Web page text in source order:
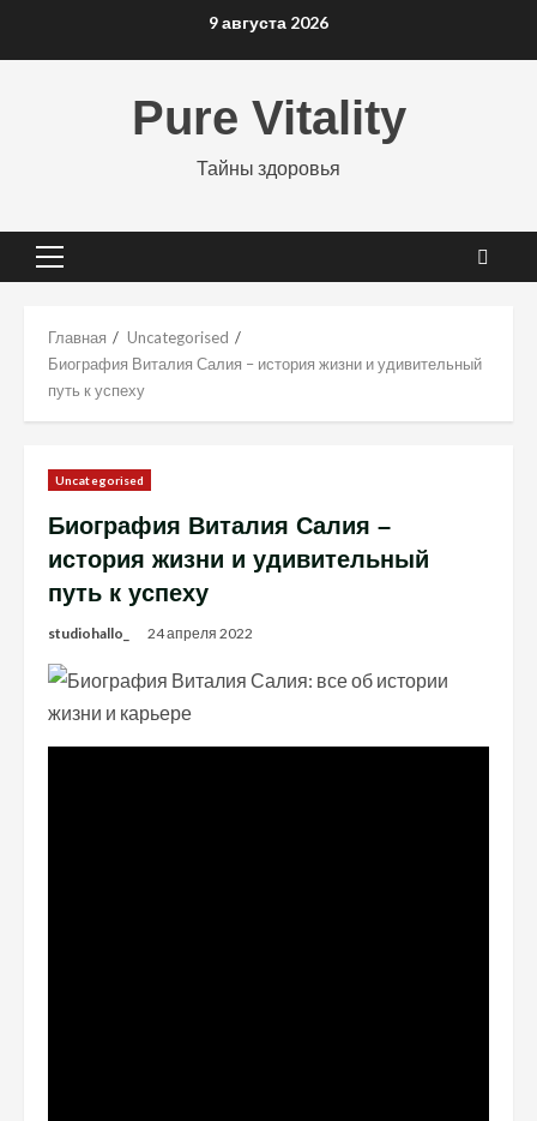
9 августа 2026
Pure Vitality
Тайны здоровья
Основное
Главная
Uncategorised
Биография Виталия Салия – история жизни и удивительный
путь к успеху
Uncategorised
Биография Виталия Салия –
история жизни и удивительный
путь к успеху
studiohallo_ 24 апреля 2022